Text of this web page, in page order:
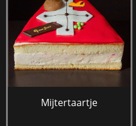
Mijtertaartje